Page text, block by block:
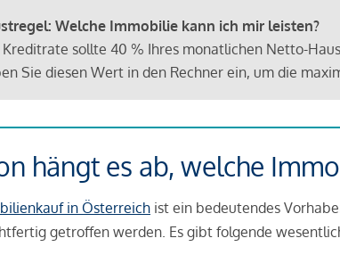
Welche Immobilie kann ich mir leisten?
Kreditrate sollte 40 % Ihres monatlichen Netto-
Sie diesen Wert in den Rechner ein, um die
hängt es ab, welche
in Österreich ist ein bedeutendes
getroffen werden. Es gibt folgende